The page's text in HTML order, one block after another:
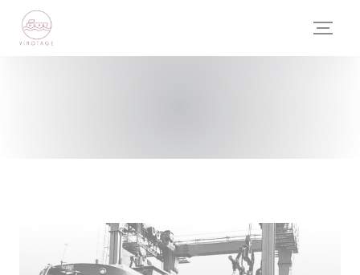
Πίνακας διαχείρισης "Μπισκότων" (Cookies)